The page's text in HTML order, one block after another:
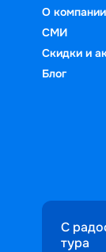
О компании
СМИ
Скидки и
Блог
С
тура